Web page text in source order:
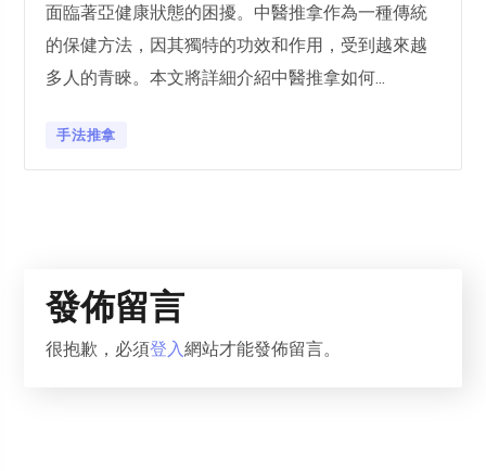
面臨著亞健康狀態的困擾。中醫推拿作為一種傳統
的保健方法，因其獨特的功效和作用，受到越來越
多人的青睞。本文將詳細介紹中醫推拿如何...
手法推拿
發佈留言
很抱歉，必須登入網站才能發佈留言。